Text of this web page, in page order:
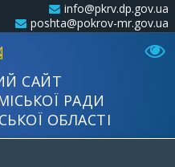
info@pkrv.dp.gov.ua
poshta@pokrov-mr.gov.ua
САЙТ
РАДИ
ОБЛАСТІ